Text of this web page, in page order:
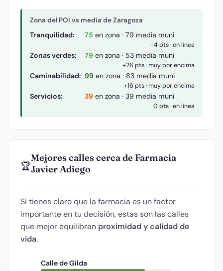
Zona del POI vs media de Zaragoza
Tranquilidad: 75 en zona · 79 media muni
-4 pts · en línea
Zonas verdes: 79 en zona · 53 media muni
+26 pts · muy por encima
Caminabilidad: 99 en zona · 83 media muni
+16 pts · muy por encima
Servicios: 39 en zona · 39 media muni
0 pts · en línea
🏆
Mejores calles cerca de Farmacia
Javier Adiego
Si tienes claro que la farmacia es un factor
importante en tu decisión, estas son las calles
que mejor equilibran proximidad y calidad de
vida.
Calle de Gilda